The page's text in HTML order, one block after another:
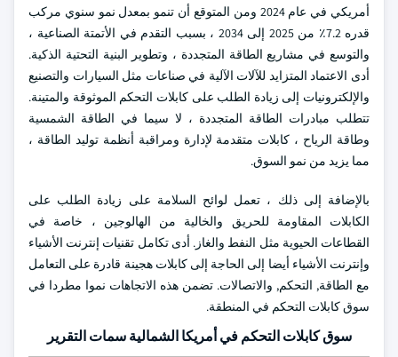
أمريكي في عام 2024 ومن المتوقع أن تنمو بمعدل نمو سنوي مركب
قدره 7.2٪ من 2025 إلى 2034 ، بسبب التقدم في الأتمتة الصناعية ،
والتوسع في مشاريع الطاقة المتجددة ، وتطوير البنية التحتية الذكية.
أدى الاعتماد المتزايد للآلات الآلية في صناعات مثل السيارات والتصنيع
والإلكترونيات إلى زيادة الطلب على كابلات التحكم الموثوقة والمتينة.
تتطلب مبادرات الطاقة المتجددة ، لا سيما في الطاقة الشمسية
وطاقة الرياح ، كابلات متقدمة لإدارة ومراقبة أنظمة توليد الطاقة ،
مما يزيد من نمو السوق.
بالإضافة إلى ذلك ، تعمل لوائح السلامة على زيادة الطلب على
الكابلات المقاومة للحريق والخالية من الهالوجين ، خاصة في
القطاعات الحيوية مثل النفط والغاز. أدى تكامل تقنيات إنترنت الأشياء
وإنترنت الأشياء أيضا إلى الحاجة إلى كابلات هجينة قادرة على التعامل
مع الطاقة, التحكم, والاتصالات. تضمن هذه الاتجاهات نموا مطردا في
سوق كابلات التحكم في المنطقة.
سوق كابلات التحكم في أمريكا الشمالية سمات التقرير